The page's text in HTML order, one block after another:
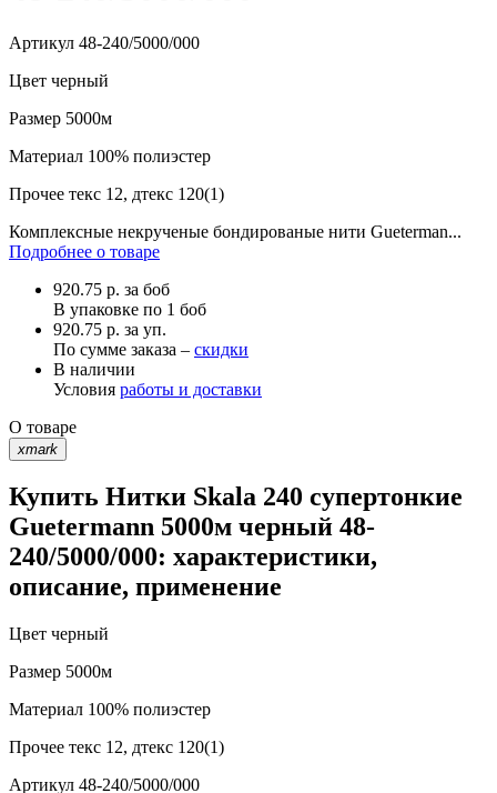
Артикул 48-240/5000/000
Цвет черный
Размер 5000м
Материал 100% полиэстер
Прочее текс 12, дтекс 120(1)
Комплексные некрученые бондированые нити Gueterman...
Подробнее о товаре
920.75 р. за боб
В упаковке по 1 боб
920.75 р. за уп.
По сумме заказа – скидки
В наличии
Условия работы и доставки
О товаре
xmark
Купить Нитки Skala 240 супертонкие
Guetermann 5000м черный 48-
240/5000/000: характеристики,
описание, применение
Цвет черный
Размер 5000м
Материал 100% полиэстер
Прочее текс 12, дтекс 120(1)
Артикул 48-240/5000/000